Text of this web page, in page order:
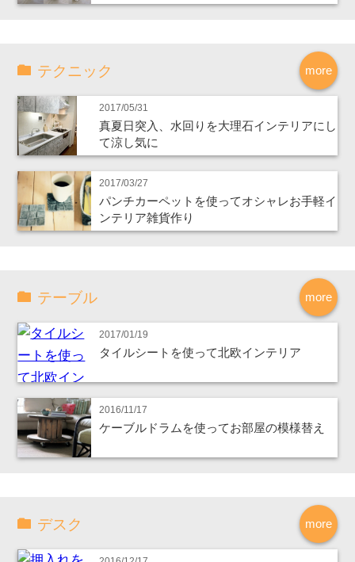
more
テクニック
2017/05/31
真夏日突入、水回りを大理石インテリアにし
て涼し気に
2017/03/27
パンチカーペットを使ってオシャレお手軽イ
ンテリア雑貨作り
more
テーブル
2017/01/19
タイルシートを使って北欧インテリア
2016/11/17
ケーブルドラムを使ってお部屋の模様替え
more
デスク